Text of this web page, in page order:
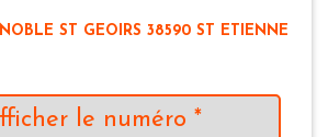
ST GEOIRS 38590 ST ETIENNE
le numéro *